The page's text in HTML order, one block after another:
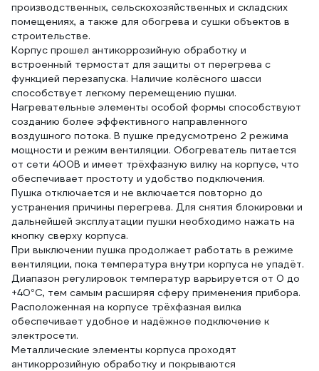
производственных, сельскохозяйственных и складских
помещениях, а также для обогрева и сушки объектов в
строительстве.
Корпус прошел антикоррозийную обработку и
встроенный термостат для защиты от перегрева с
функцией перезапуска. Наличие колёсного шасси
способствует легкому перемещению пушки.
Нагревательные элементы особой формы способствуют
созданию более эффективного направленного
воздушного потока. В пушке предусмотрено 2 режима
мощности и режим вентиляции. Обогреватель питается
от сети 400В и имеет трёхфазную вилку на корпусе, что
обеспечивает простоту и удобство подключения.
Пушка отключается и не включается повторно до
устранения причины перегрева. Для снятия блокировки и
дальнейшей эксплуатации пушки необходимо нажать на
кнопку сверху корпуса.
При выключении пушка продолжает работать в режиме
вентиляции, пока температура внутри корпуса не упадёт.
Диапазон регулировок температур варьируется от 0 до
+40°C, тем самым расширяя сферу применения прибора.
Расположенная на корпусе трёхфазная вилка
обеспечивает удобное и надёжное подключение к
электросети.
Металлические элементы корпуса проходят
антикоррозийную обработку и покрываются